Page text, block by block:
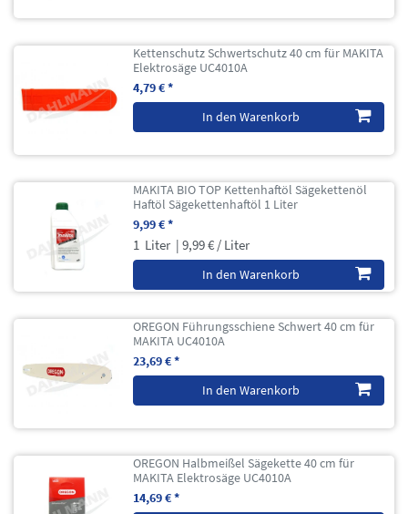
Kettenschutz Schwertschutz 40 cm für MAKITA
Elektrosäge UC4010A
4,79 € *
In den Warenkorb
MAKITA BIO TOP Kettenhaftöl Sägekettenöl
Haftöl Sägekettenhaftöl 1 Liter
9,99 € *
1 Liter | 9,99 € / Liter
In den Warenkorb
OREGON Führungsschiene Schwert 40 cm für
MAKITA UC4010A
23,69 € *
In den Warenkorb
OREGON Halbmeißel Sägekette 40 cm für
MAKITA Elektrosäge UC4010A
14,69 € *